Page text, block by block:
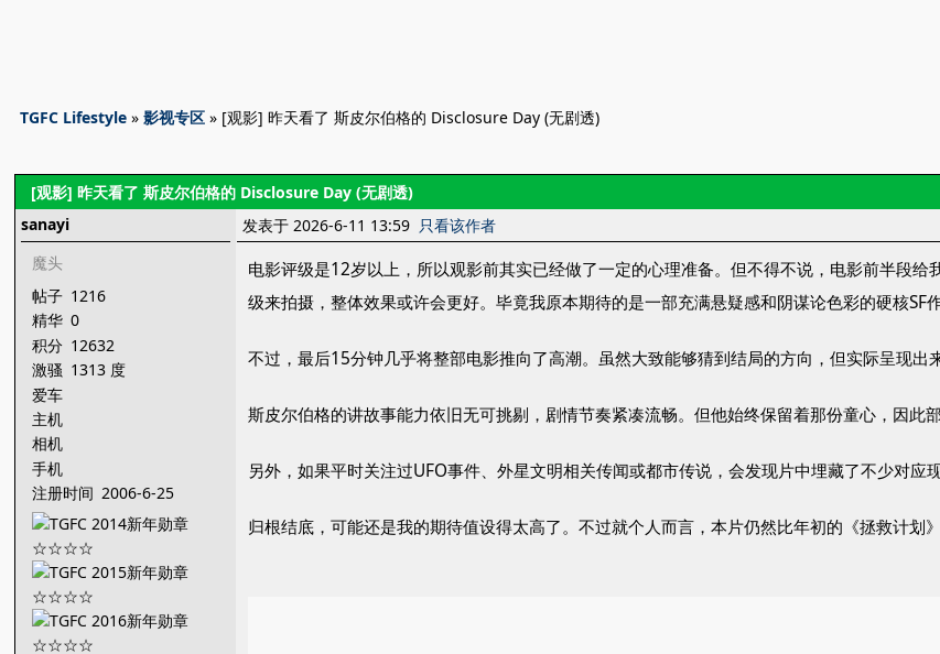
TGFC Lifestyle »影视专区 » [观影] 昨天看了 斯皮尔伯格的 Disclosure Day (无剧透)
[观影] 昨天看了 斯皮尔伯格的 Disclosure Day (无剧透)
sanayi
魔头
帖子 1216
精华 0
积分 12632
激骚 1313 度
爱车
主机
相机
手机
注册时间 2006-6-25
发表于 2026-6-11 13:59 只看该作者
电影评级是12岁以上，所以观影前其实已经做了一定的心理准备。但不得不说，电影前半段
级来拍摄，整体效果或许会更好。毕竟我原本期待的是一部充满悬疑感和阴谋论色彩的硬核SF作
不过，最后15分钟几乎将整部电影推向了高潮。虽然大致能够猜到结局的方向，但实际呈现出
斯皮尔伯格的讲故事能力依旧无可挑剔，剧情节奏紧凑流畅。但他始终保留着那份童心，因此
另外，如果平时关注过UFO事件、外星文明相关传闻或都市传说，会发现片中埋藏了不少对应
归根结底，可能还是我的期待值设得太高了。不过就个人而言，本片仍然比年初的《拯救计划》